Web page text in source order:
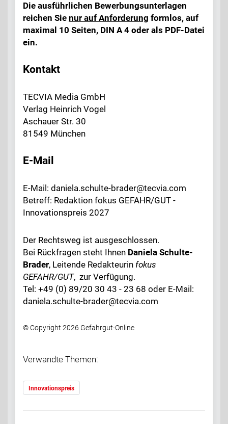
Die ausführlichen Bewerbungsunterlagen
reichen Sie nur auf Anforderung formlos, auf
maximal 10 Seiten, DIN A 4 oder als PDF-Datei
ein.
Kontakt
TECVIA Media GmbH
Verlag Heinrich Vogel
Aschauer Str. 30
81549 München
E-Mail
E-Mail: daniela.schulte-brader@tecvia.com
Betreff: Redaktion fokus GEFAHR/GUT -
Innovationspreis 2027
Der Rechtsweg ist ausgeschlossen.
Bei Rückfragen steht Ihnen Daniela Schulte-
Brader, Leitende Redakteurin fokus
GEFAHR/GUT, zur Verfügung.
Tel: +49 (0) 89/20 30 43 - 23 68 oder E-Mail:
daniela.schulte-brader@tecvia.com
© Copyright 2026 Gefahrgut-Online
Verwandte Themen:
Innovationspreis